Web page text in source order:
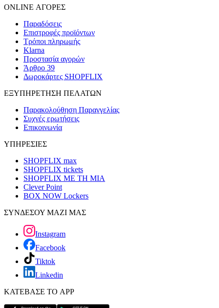
ONLINE ΑΓΟΡΕΣ
Παραδόσεις
Επιστροφές προϊόντων
Τρόποι πληρωμής
Klarna
Προστασία αγορών
Άρθρο 39
Δωροκάρτες SHOPFLIX
ΕΞΥΠΗΡΕΤΗΣΗ ΠΕΛΑΤΩΝ
Παρακολούθηση Παραγγελίας
Συχνές ερωτήσεις
Επικοινωνία
ΥΠΗΡΕΣΙΕΣ
SHOPFLIX max
SHOPFLIX tickets
SHOPFLIX ΜΕ ΤΗ ΜΙΑ
Clever Point
BOX NOW Lockers
ΣΥΝΔΕΣΟΥ ΜΑΖΙ ΜΑΣ
Instagram
Facebook
Tiktok
Linkedin
ΚΑΤΕΒΑΣΕ ΤΟ APP